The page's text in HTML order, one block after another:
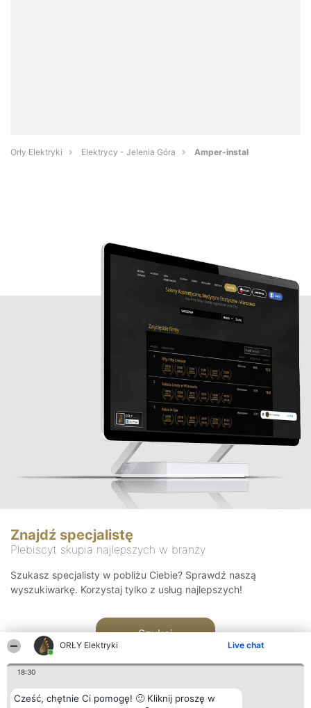
ORŁY Elektryki Live chat
18:30
Cześć, chętnie Ci pomogę! 🙂 Kliknij proszę w
Orły Elektryki Elektrycy - Jelenia Góra Amper-instal
Znajdź specjalistę
Plebiscyt skupia najlepszych w branży
Szukasz specjalisty w pobliżu Ciebie? Sprawdź naszą
wyszukiwarkę. Korzystaj tylko z usług najlepszych!
Szukaj